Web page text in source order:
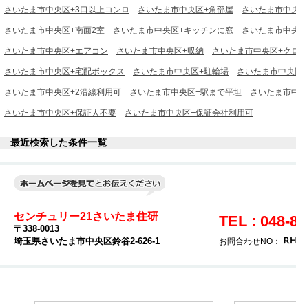
さいたま市中央区+3口以上コンロ さいたま市中央区+角部屋 さいたま市中
さいたま市中央区+南面2室 さいたま市中央区+キッチンに窓 さいたま市中
さいたま市中央区+エアコン さいたま市中央区+収納 さいたま市中央区+ク
さいたま市中央区+宅配ボックス さいたま市中央区+駐輪場 さいたま市中
さいたま市中央区+2沿線利用可 さいたま市中央区+駅まで平坦 さいたま市
さいたま市中央区+保証人不要 さいたま市中央区+保証会社利用可
最近検索した条件一覧
センチュリー21さいたま住研
〒338-0013
埼玉県さいたま市中央区鈴谷2-626-1
TEL : 048-
お問合わせNO：